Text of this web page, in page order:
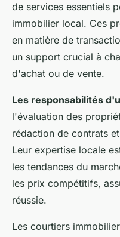
de services essentiels
immobilier local. Ces
en matière de
un support crucial à
d'achat ou de vente.
Les responsabilités
l'évaluation des
rédaction de contrats
Leur expertise locale
les tendances du
les prix compétitifs,
réussie.
Les courtiers